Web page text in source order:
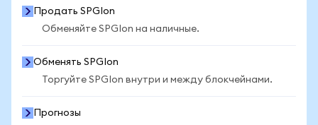
Продать SPGIon
Обменяйте SPGIon на наличные.
Обменять SPGIon
Торгуйте SPGIon внутри и между блокчейнами.
Прогнозы